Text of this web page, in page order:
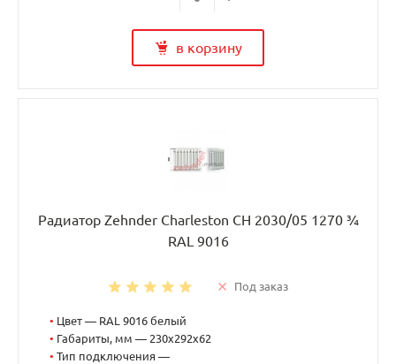
в корзину
Радиатор Zehnder Charleston CH 2030/05 1270 ¾
RAL 9016
Под заказ
• Цвет — RAL 9016 белый
• Габариты, мм — 230x292x62
• Тип подключения —